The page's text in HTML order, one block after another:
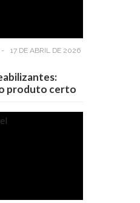
- 17 DE ABRIL DE 2026
produto certo